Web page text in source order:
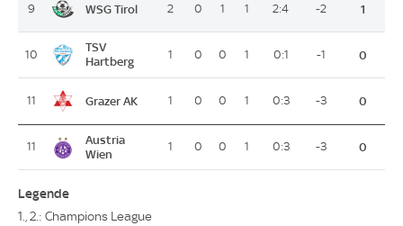
9 WSG Tirol 2 0 1 1 2:4 -2 1
10
TSV
Hartberg
1 0 0 1 0:1 -1 0
11 Grazer AK 1 0 0 1 0:3 -3 0
11
Austria
Wien
1 0 0 1 0:3 -3 0
Legende
1., 2.: Champions League